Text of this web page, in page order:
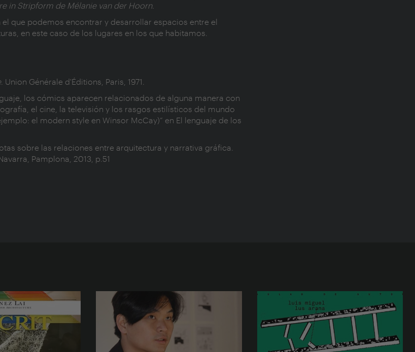
in Stripform de Mélanie van der Hoorn.
que podemos encontrar y desarrollar espacios entre el
en este caso de los lugares en los que habitamos.
. Union Générale d'Éditions, Paris, 1971.
los cómics aparecen relacionados de alguna manera con
el cine, la televisión y los rasgos estilísticos del mundo
el modern style en Winsor McCay)” en El lenguaje de los
sobre las relaciones entre arquitectura y narrativa gráfica.
Pamplona, 2013, p.51